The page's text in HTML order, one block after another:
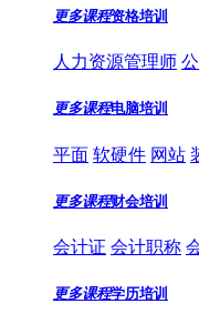
更多课程资格培训
人力资源管理师
更多课程电脑培训
平面 软硬件 网站
更多课程财会培训
会计证 会计职称
更多课程学历培训